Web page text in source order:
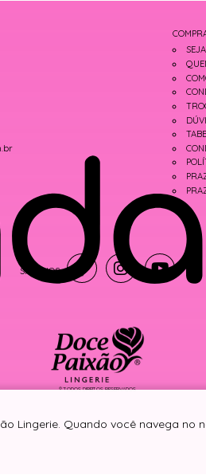
® TODOS DIREITOS RESERVADOS
Lingerie. Quando você navega no